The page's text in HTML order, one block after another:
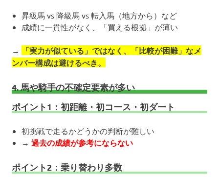
昇級馬 vs 降級馬 vs 転入馬（地方から）など
成績に一貫性がなく、「買える根拠」が薄い
→
「実力が似ている」ではなく、「比較が困難」なメ
ンバー構成は避けるべき。
4. 馬や騎手の不確定要素が多い
ポイント1：初距離・初コース・初ダート
初挑戦で走るかどうかの判断が難しい
→ 過去の成績が参考にならない
ポイント2：乗り替わり多数